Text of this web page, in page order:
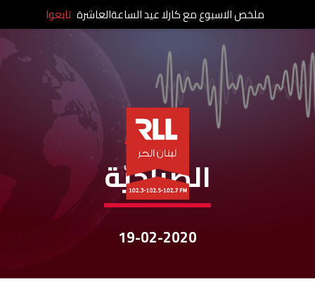
نشرات الأخبار
الصباحيّة
19-02-2020
ملخص الاسبوع مع كارلا عيد الساعةالعاشرة تابعوا